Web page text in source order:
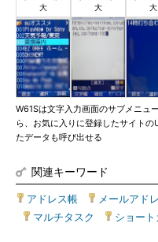
W61Sは文字入力画面のサブメニュ
ら、お気に入りに登録したサイトの
たデータも呼び出せる
関連キーワード
アドレス帳 メールアド
マルチタスク ショート